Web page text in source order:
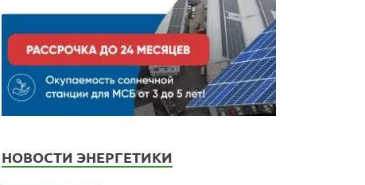
НОВОСТИ ЭНЕРГЕТИКИ